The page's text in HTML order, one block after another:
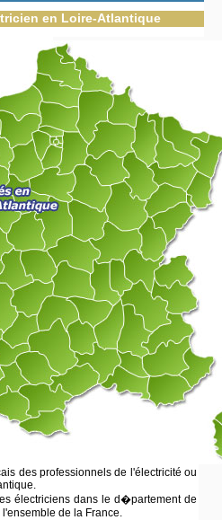
en Loire-Atlantique
des professionnels de l'électricité ou
électriciens dans le d�partement de
de la France.